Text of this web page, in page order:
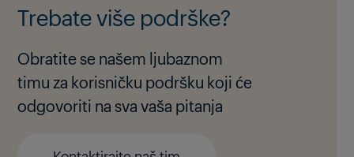
Trebate više podrške?
Obratite se našem ljubaznom
timu za korisničku podršku koji će
odgovoriti na sva vaša pitanja